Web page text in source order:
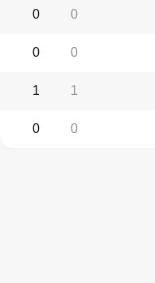
0
0
0
0
1
1
0
0